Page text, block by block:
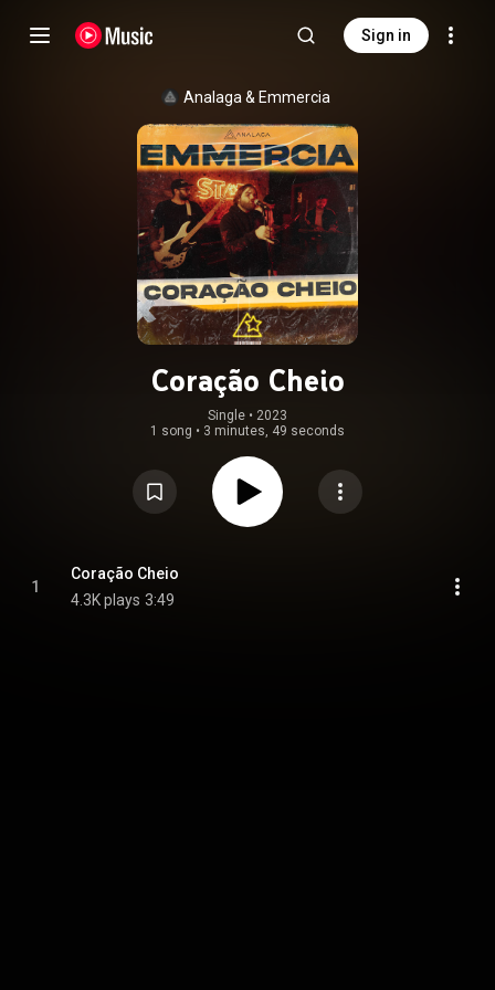
Sign in
Analaga & Emmercia
Coração Cheio
Single • 2023
1 song • 3 minutes, 49 seconds
1
Coração Cheio
4.3K plays 3:49